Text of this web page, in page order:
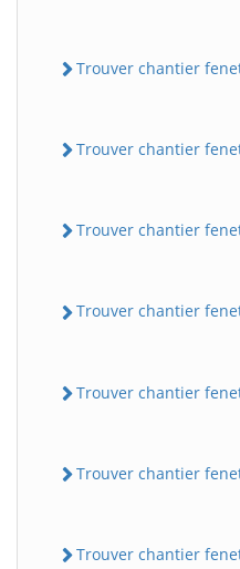
Trouver chantier
Trouver chantier
Trouver chantier
Trouver chantier
Trouver chantier
Trouver chantier
Trouver chantier